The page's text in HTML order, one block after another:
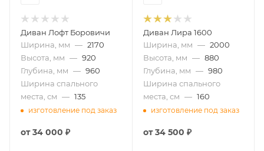
Диван Лофт Боровичи
Ширина, мм — 2170
Высота, мм — 920
Глубина, мм — 960
Ширина спального
места, см — 135
изготовление под заказ
от34 000 ₽
Диван Лира 1600
Ширина, мм — 2000
Высота, мм — 880
Глубина, мм — 980
Ширина спального
места, см — 160
изготовление под заказ
от34 500 ₽